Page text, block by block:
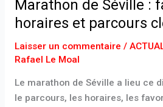
Marathon de Séville :
horaires et parcours
Laisser un commentaire /
Rafael Le Moal
Le marathon de Séville a lieu ce
le parcours, les horaires, les